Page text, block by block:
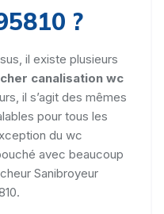
?
il existe plusieurs
canalisation wc
il s’agit des mêmes
pour tous les
du wc
avec beaucoup
Sanibroyeur